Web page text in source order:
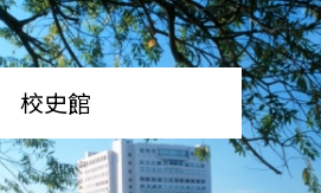
校史館